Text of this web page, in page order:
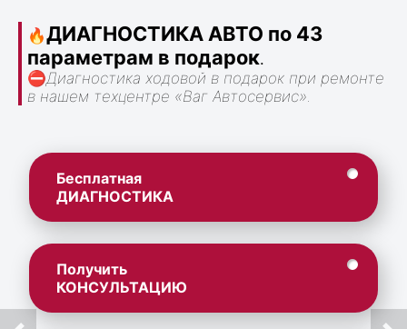
🔥ДИАГНОСТИКА АВТО по 43
параметрам в подарок.
⛔Диагностика ходовой в подарок при ремонте
в нашем техцентре «Ваг Автосервис».
Бесплатная
ДИАГНОСТИКА
Получить
КОНСУЛЬТАЦИЮ